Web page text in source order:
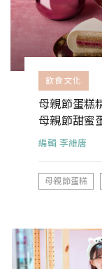
飲食文化
母親節蛋糕
母親節甜蜜
編輯 李維唐
母親節蛋糕